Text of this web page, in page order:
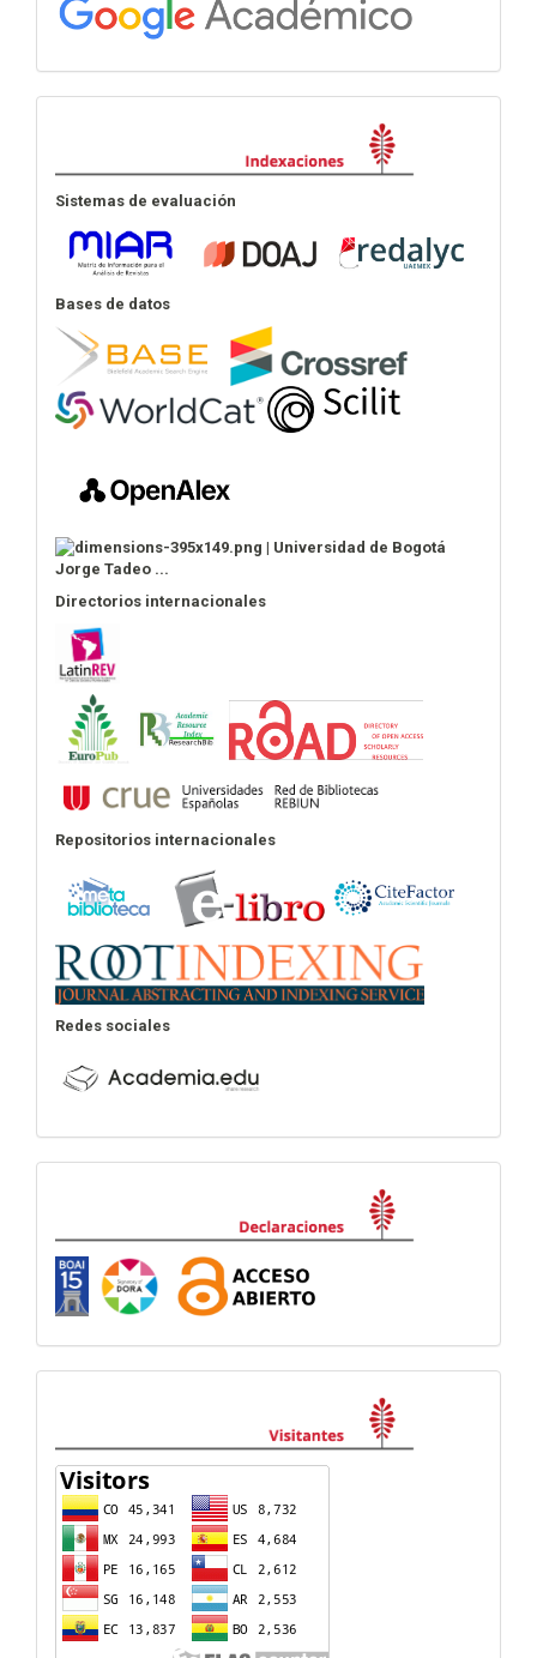
Sistemas de evaluación
Bases de datos
Directorios internacionales
Repositorios internacionales
Redes sociales